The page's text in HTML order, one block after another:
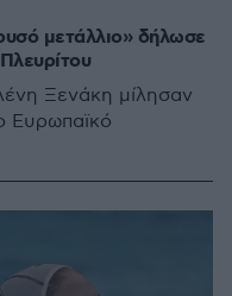
μετάλλιο» δήλωσε
Ξενάκη μίλησαν
Ευρωπαϊκό